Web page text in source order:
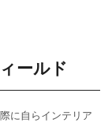
ールド
に自らインテリア